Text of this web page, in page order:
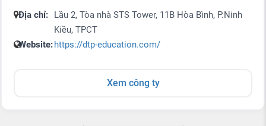
Địa chỉ:
Lầu 2, Tòa nhà STS Tower, 11B Hòa Bình, P.Ninh
Kiều, TPCT
Website:https://dtp-education.com/
Xem công ty